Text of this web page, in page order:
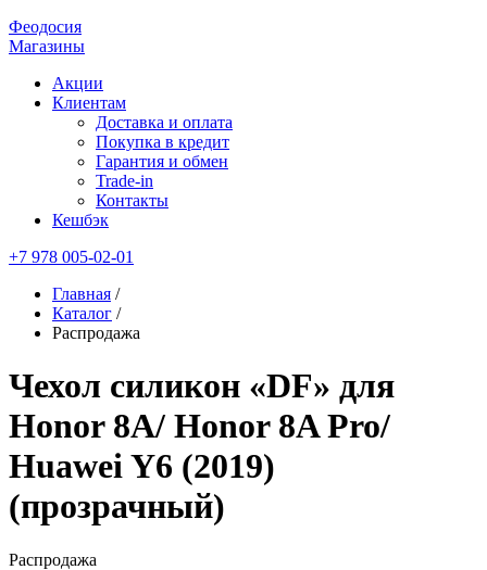
Феодосия
Магазины
Акции
Клиентам
Доставка и оплата
Покупка в кредит
Гарантия и обмен
Trade-in
Контакты
Кешбэк
+7 978 005-02-01
Главная /
Каталог /
Распродажа
Чехол силикон «DF» для
Honor 8A/ Honor 8A Pro/
Huawei Y6 (2019)
(прозрачный)
Распродажа